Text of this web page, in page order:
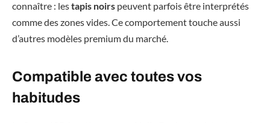
connaître : lestapis noirs peuvent parfois être interprétés
comme des zones vides. Ce comportement touche aussi
d’autres modèles premium du marché.
Compatible avec toutes vos
habitudes